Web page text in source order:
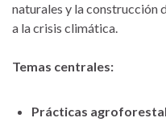
naturales y la construcción
a la crisis climática.
Temas centrales:
Prácticas